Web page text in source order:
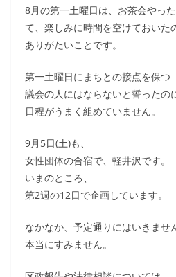
8月の第一土曜日は、お茶会やっ
て、楽しみに時間を空けておいた
ありがたいことです。
第一土曜日にまちとの接点を保つ
議会の人にはならないと誓ったの
日程がうまく組めていません。
9月5日(土)も、
女性団体の合宿で、軽井沢です。
いまのところ、
第2週の12日で企画しています。
なかなか、予定通りにはいきませ
本当にすみません。